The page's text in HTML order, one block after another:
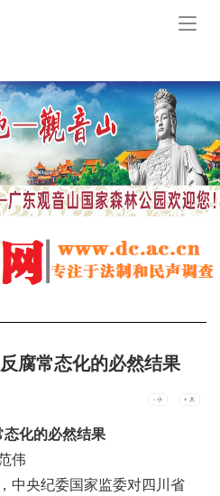
手
腐常态化的必然结果
- 小 + 大
态化的必然结果
伟
中央纪委国家监委对四川省